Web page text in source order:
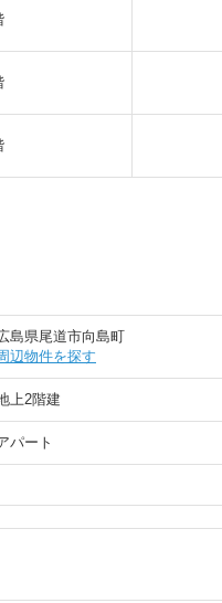
島県尾道市向島町
辺物件を探す
上2階建
パート